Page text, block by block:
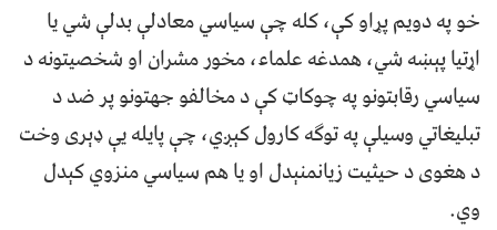
خو په دويم پړاو کې، کله چې سياسي معادلې بدلې شي يا
اړتيا پېښه شي، همدغه علماء، مخور مشران او شخصيتونه د
سياسي رقابتونو په چوکاټ کې د مخالفو جهتونو پر ضد د
تبليغاتي وسيلې په توګه کارول کېږي، چې پايله يې ډېری وخت
د هغوی د حيثيت زيانمنېدل او يا هم سياسي منزوي کېدل
وي.